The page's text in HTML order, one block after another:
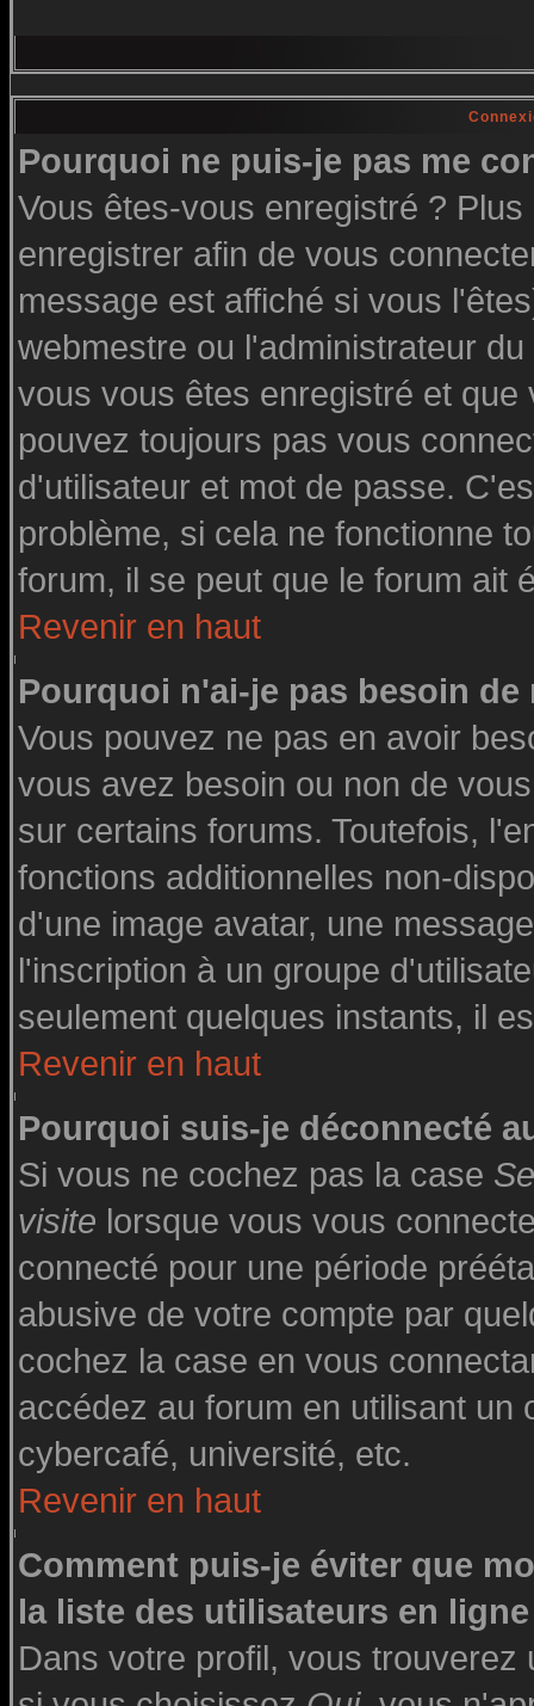
Pourquoi ne puis-je pas me
Vous êtes-vous enregistré ?
enregistrer afin de vous
message est affiché si vous
webmestre ou l'administrateur
vous vous êtes enregistré et
pouvez toujours pas vous
d'utilisateur et mot de passe.
problème, si cela ne fonctionne
forum, il se peut que le forum ait
Revenir en haut
Pourquoi n'ai-je pas besoin
Vous pouvez ne pas en avoir
vous avez besoin ou non de
sur certains forums. Toutefois,
fonctions additionnelles non-
d'une image avatar, une
l'inscription à un groupe
seulement quelques instants, il
Revenir en haut
Pourquoi suis-je déconnecté
Si vous ne cochez pas la case
visite lorsque vous vous
connecté pour une période
abusive de votre compte par
cochez la case en vous
accédez au forum en utilisant un
cybercafé, université, etc.
Revenir en haut
Comment puis-je éviter que
la liste des utilisateurs en
Dans votre profil, vous trouverez